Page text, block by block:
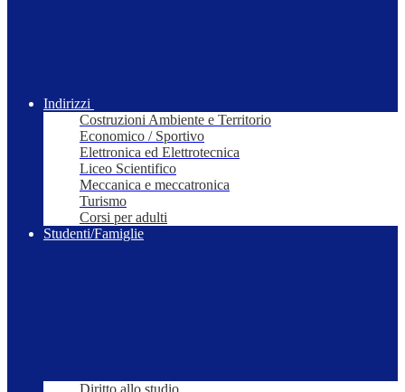
Indirizzi
Costruzioni Ambiente e Territorio
Economico / Sportivo
Elettronica ed Elettrotecnica
Liceo Scientifico
Meccanica e meccatronica
Turismo
Corsi per adulti
Studenti/Famiglie